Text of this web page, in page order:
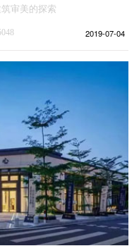
审美的探索
2019-07-04